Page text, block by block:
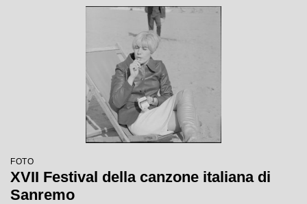
FOTO
XVII Festival della canzone italiana di
Sanremo